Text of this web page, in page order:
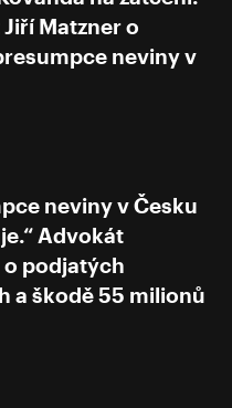
Matzner o
neviny v
neviny v Česku
Advokát
podjatých
a škodě 55 milionů